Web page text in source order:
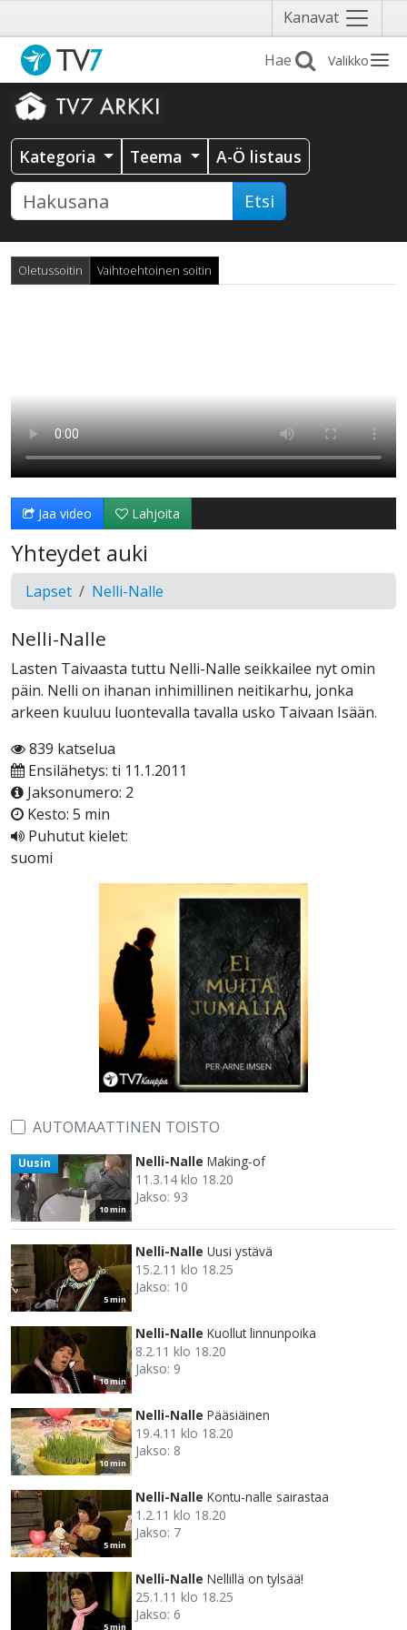
Kanavat Näytä
valikko
Valikko
Kategoria Teema A-Ö listaus
Etsi
Oletussoitin Vaihtoehtoinen soitin
Jaa video Lahjoita
Yhteydet auki
Lapset Nelli-Nalle
Nelli-Nalle
Lasten Taivaasta tuttu Nelli-Nalle seikkailee nyt omin
päin. Nelli on ihanan inhimillinen neitikarhu, jonka
arkeen kuuluu luontevalla tavalla usko Taivaan Isään.
839 katselua
Ensilähetys: ti 11.1.2011
Jaksonumero: 2
Kesto: 5 min
Puhutut kielet:
suomi
AUTOMAATTINEN TOISTO
10 min
Uusin Nelli-Nalle Making-of
11.3.14 klo 18.20
Jakso: 93
5 min
Nelli-Nalle Uusi ystävä
15.2.11 klo 18.25
Jakso: 10
10 min
Nelli-Nalle Kuollut linnunpoika
8.2.11 klo 18.20
Jakso: 9
10 min
Nelli-Nalle Pääsiäinen
19.4.11 klo 18.20
Jakso: 8
5 min
Nelli-Nalle Kontu-nalle sairastaa
1.2.11 klo 18.20
Jakso: 7
5 min
Nelli-Nalle Nellillä on tylsää!
25.1.11 klo 18.25
Jakso: 6